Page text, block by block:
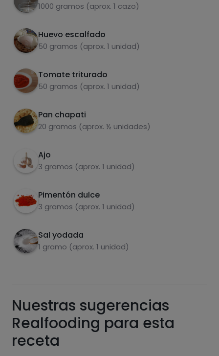
1000 gramos (aprox. 1 cazo)
Huevo escalfado
50 gramos (aprox. 1 unidad)
Tomate triturado
50 gramos (aprox. 1 unidad)
Pan chapati
20 gramos (aprox. ½ unidades)
Ajo
3 gramos (aprox. 1 unidad)
Pimentón dulce
3 gramos (aprox. 1 unidad)
Sal yodada
1 gramo (aprox. 1 unidad)
Carbohidratos Proteínas
Azúcares
Grasas
Hazte PLUS para ver la información nutricional
de las recetas, y desbloquear muchas más
Nuestras sugerencias
Realfooding para esta
receta